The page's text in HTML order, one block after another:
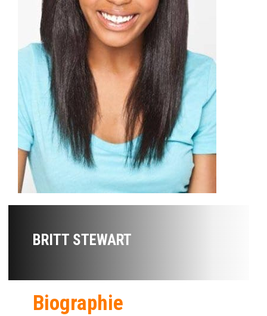
BRITT STEWART
Biographie